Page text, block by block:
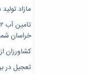
مازاد
خراسان
کشاورزان
تعجیل در